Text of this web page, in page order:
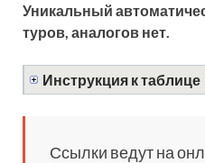
Уникальный
туров, аналогов нет.
Инструкция к таблице
Ссылки ведут на